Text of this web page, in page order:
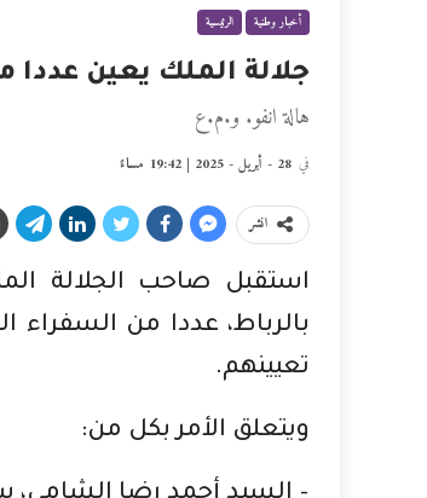
أخبار وطنية الرئيسية
جلالة الملك يعين عددا
هالة انفو. و.م.ع
في 28 - أبريل - 2025 | 19:42 مساءً
انشر
استقبل صاحب الجلالة
بالرباط، عددا من السفراء
تعيينهم.
ويتعلق الأمر بكل من: